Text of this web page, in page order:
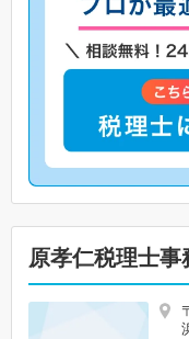
原孝仁税理士事